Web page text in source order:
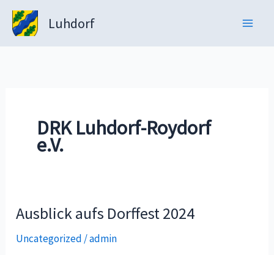
Zum
Inhalt
Luhdorf
DRK Luhdorf-Roydorf
e.V.
Ausblick aufs Dorffest 2024
Uncategorized /admin